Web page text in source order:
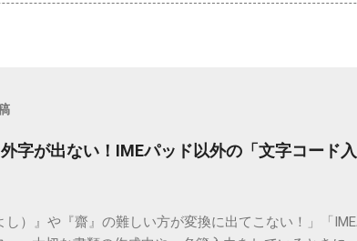
字が出ない！IMEパッド以外の「文字コード
し）』や『齋』の難しい方が変換に出てこない！」「